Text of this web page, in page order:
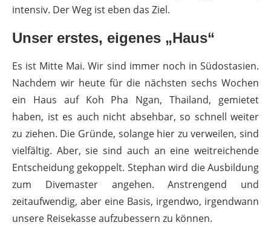
intensiv. Der Weg ist eben das Ziel.
Unser erstes, eigenes „Haus“
Es ist Mitte Mai. Wir sind immer noch in Südostasien.
Nachdem wir heute für die nächsten sechs Wochen
ein Haus auf Koh Pha Ngan, Thailand, gemietet
haben, ist es auch nicht absehbar, so schnell weiter
zu ziehen. Die Gründe, solange hier zu verweilen, sind
vielfältig. Aber, sie sind auch an eine weitreichende
Entscheidung gekoppelt. Stephan wird die Ausbildung
zum Divemaster angehen. Anstrengend und
zeitaufwendig, aber eine Basis, irgendwo, irgendwann
unsere Reisekasse aufzubessern zu können.